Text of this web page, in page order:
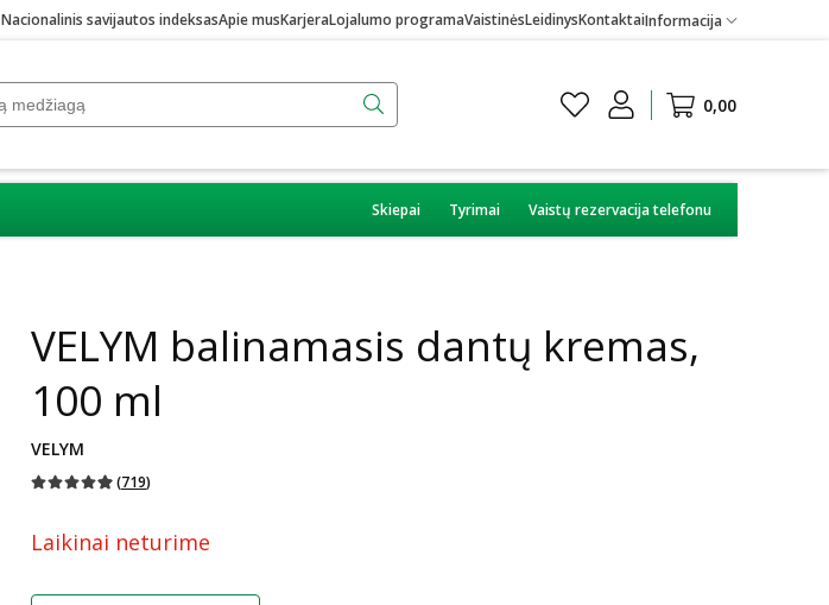
Nacionalinis savijautos indeksasApie musKarjeraLojalumo programaVaistinėsLeidinysKontaktaiInformacija
0,00
Skiepai Tyrimai Vaistų rezervacija telefonu
VELYM balinamasis dantų kremas,
100 ml
VELYM
(719)
Laikinai neturime